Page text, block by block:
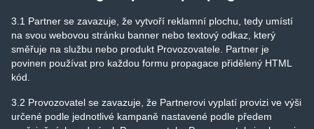
3.1 Partner se zavazuje, že vytvoří reklamní plochu, tedy umístí
na svou webovou stránku banner nebo textový odkaz, který
směřuje na službu nebo produkt Provozovatele. Partner je
povinen používat pro každou formu propagace přidělený HTML
kód.
3.2 Provozovatel se zavazuje, že Partnerovi vyplatí provizi ve výši
určené podle jednotlivé kampaně nastavené podle předem